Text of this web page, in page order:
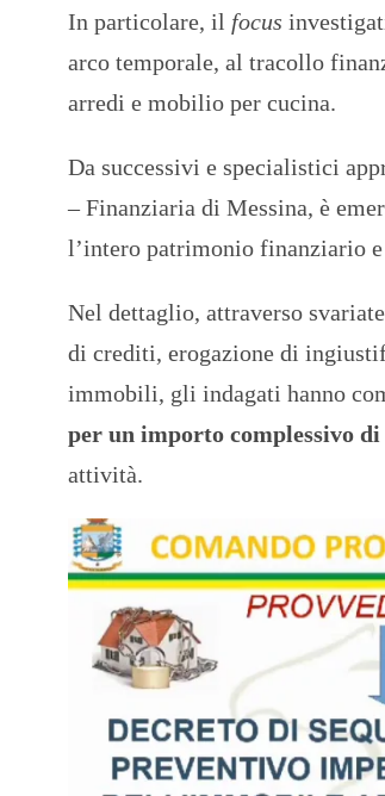
In particolare, il focus
arco temporale, al tracollo
arredi e mobilio per cucina.
Da successivi e specialistici
– Finanziaria di Messina, è
l’intero patrimonio finanziario
Nel dettaglio, attraverso
di crediti, erogazione di
immobili, gli indagati hanno
per un importo complessivo
attività.